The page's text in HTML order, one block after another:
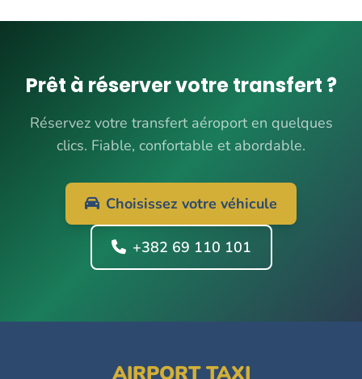
Prêt à réserver votre transfert ?
Réservez votre transfert aéroport en quelques
clics. Fiable, confortable et abordable.
Choisissez votre véhicule
+382 69 110 101
AIRPORT TAXI